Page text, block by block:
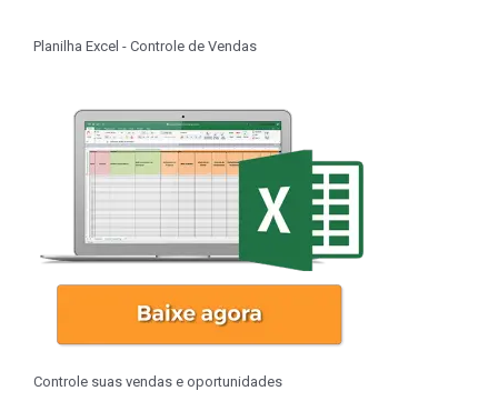
Planilha Excel - Controle de Vendas
Controle suas vendas e oportunidades